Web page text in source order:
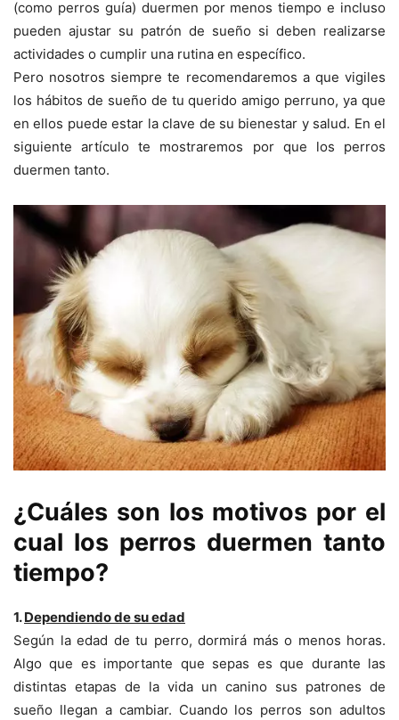
(como perros guía) duermen por menos tiempo e incluso
pueden ajustar su patrón de sueño si deben realizarse
actividades o cumplir una rutina en específico.
Pero nosotros siempre te recomendaremos a que vigiles
los hábitos de sueño de tu querido amigo perruno, ya que
en ellos puede estar la clave de su bienestar y salud. En el
siguiente artículo te mostraremos por que los perros
duermen tanto.
¿Cuáles son los motivos por el
cual los perros duermen tanto
tiempo?
1.Dependiendo de su edad
Según la edad de tu perro, dormirá más o menos horas.
Algo que es importante que sepas es que durante las
distintas etapas de la vida un canino sus patrones de
sueño llegan a cambiar. Cuando los perros son adultos